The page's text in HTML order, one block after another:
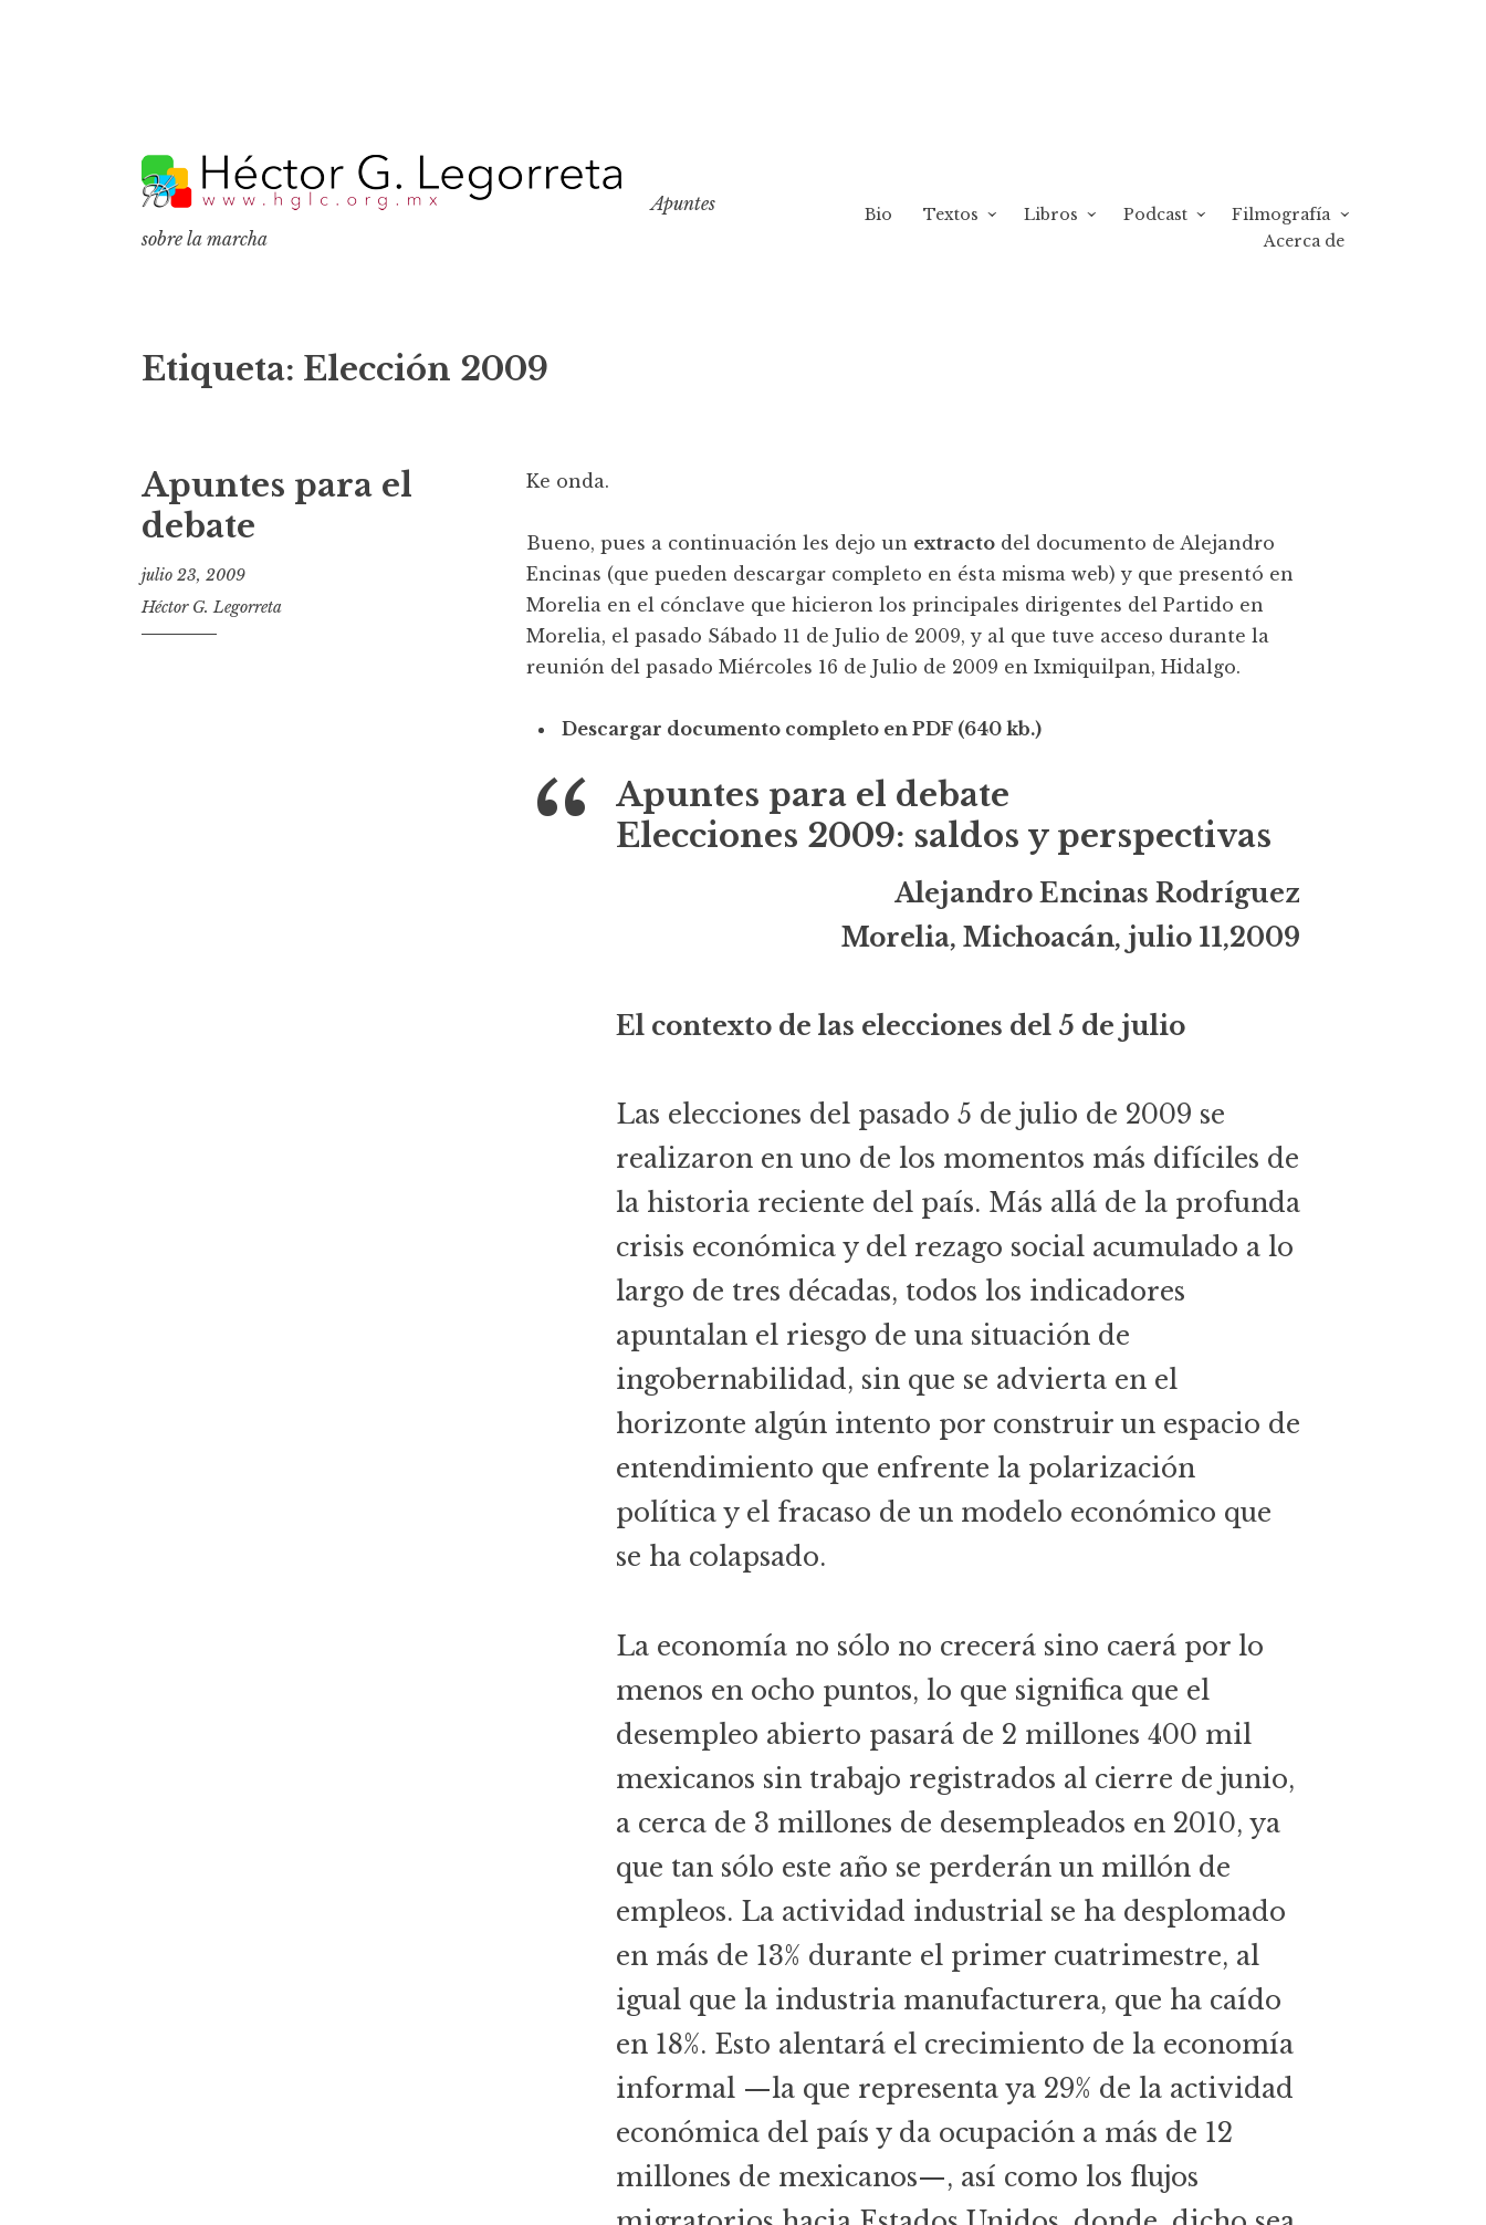
k
i
p
o
n
n
Apuntes
sobre la marcha
Bio Textos Libros Podcast
Filmografía
Acerca de
Etiqueta: Elección 2009
Apuntes para el
debate
julio 23, 2009
Héctor G. Legorreta
Ke onda.
Bueno, pues a continuación les dejo un extracto del documento de Alejandro
Encinas (que pueden descargar completo en ésta misma web) y que presentó en
Morelia en el cónclave que hicieron los principales dirigentes del Partido en
Morelia, el pasado Sábado 11 de Julio de 2009, y al que tuve acceso durante la
reunión del pasado Miércoles 16 de Julio de 2009 en Ixmiquilpan, Hidalgo.
Descargar documento completo en PDF (640 kb.)
Apuntes para el debate
Elecciones 2009: saldos y perspectivas
Alejandro Encinas Rodríguez
Morelia, Michoacán, julio 11,2009
El contexto de las elecciones del 5 de julio
Las elecciones del pasado 5 de julio de 2009 se
realizaron en uno de los momentos más difíciles de
la historia reciente del país. Más allá de la profunda
crisis económica y del rezago social acumulado a lo
largo de tres décadas, todos los indicadores
apuntalan el riesgo de una situación de
ingobernabilidad, sin que se advierta en el
horizonte algún intento por construir un espacio de
entendimiento que enfrente la polarización
política y el fracaso de un modelo económico que
se ha colapsado.
La economía no sólo no crecerá sino caerá por lo
menos en ocho puntos, lo que significa que el
desempleo abierto pasará de 2 millones 400 mil
mexicanos sin trabajo registrados al cierre de junio,
a cerca de 3 millones de desempleados en 2010, ya
que tan sólo este año se perderán un millón de
empleos. La actividad industrial se ha desplomado
en más de 13% durante el primer cuatrimestre, al
igual que la industria manufacturera, que ha caído
en 18%. Esto alentará el crecimiento de la economía
informal —la que representa ya 29% de la actividad
económica del país y da ocupación a más de 12
millones de mexicanos—, así como los flujos